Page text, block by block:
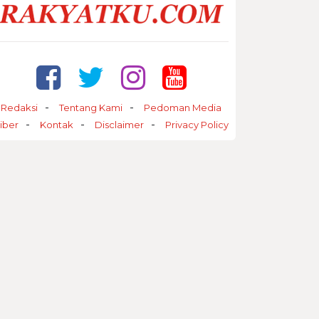
Redaksi Tentang Kami
Pedoman Media
Kontak Disclaimer Privacy Policy